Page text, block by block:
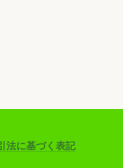
法に基づく表記